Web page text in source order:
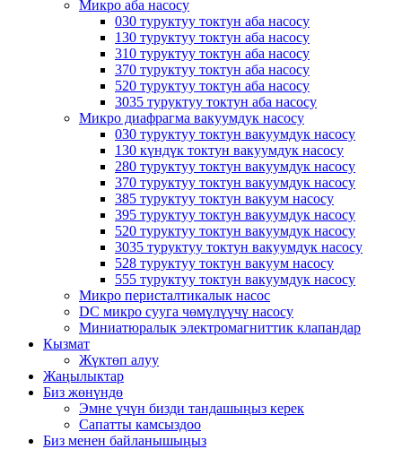
Микро аба насосу
030 туруктуу токтун аба насосу
130 туруктуу токтун аба насосу
310 туруктуу токтун аба насосу
370 туруктуу токтун аба насосу
520 туруктуу токтун аба насосу
3035 туруктуу токтун аба насосу
Микро диафрагма вакуумдук насосу
030 туруктуу токтун вакуумдук насосу
130 күндүк токтун вакуумдук насосу
280 туруктуу токтун вакуумдук насосу
370 туруктуу токтун вакуумдук насосу
385 туруктуу токтун вакуум насосу
395 туруктуу токтун вакуумдук насосу
520 туруктуу токтун вакуумдук насосу
3035 туруктуу токтун вакуумдук насосу
528 туруктуу токтун вакуум насосу
555 туруктуу токтун вакуумдук насосу
Микро перисталтикалык насос
DC микро сууга чөмүлүүчү насосу
Миниатюралык электромагниттик клапандар
Кызмат
Жүктөп алуу
Жаңылыктар
Биз жөнүндө
Эмне үчүн бизди тандашыңыз керек
Сапатты камсыздоо
Биз менен байланышыңыз